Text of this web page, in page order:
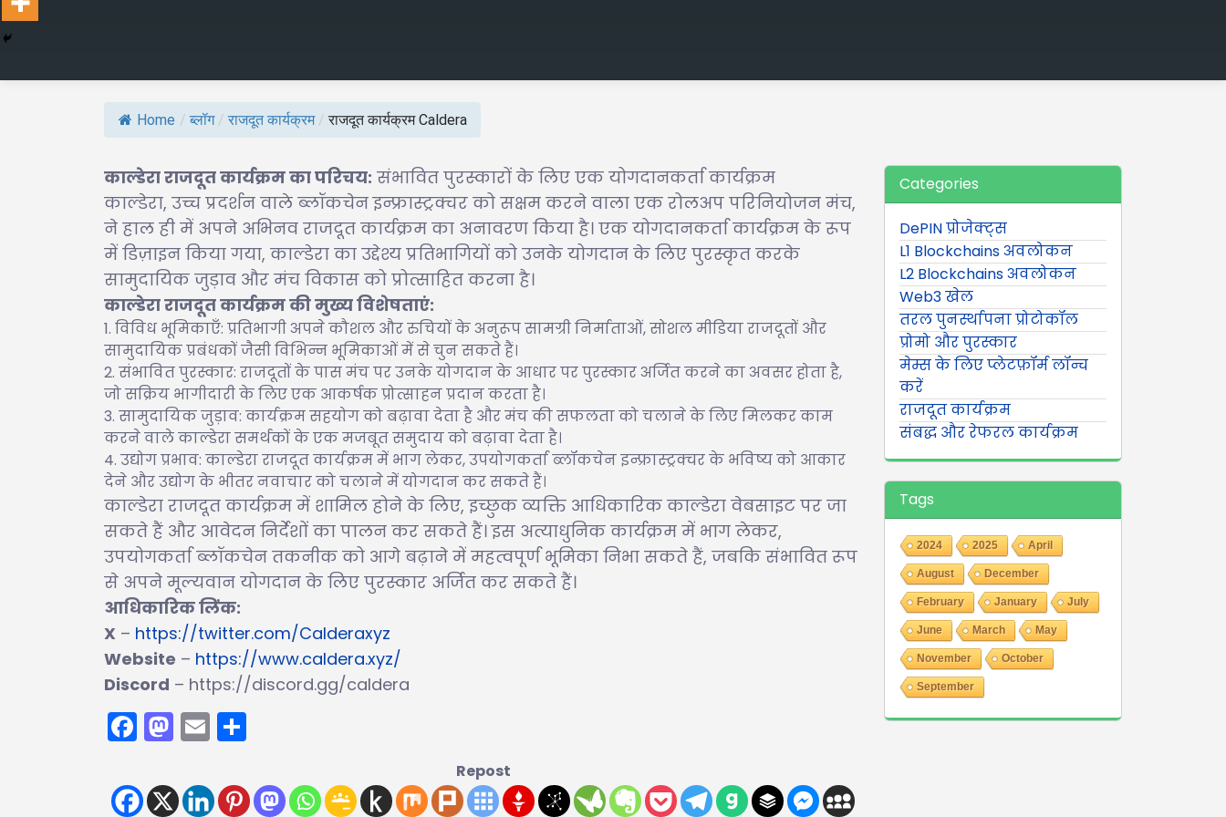
Home / ब्लॉग / राजदूत कार्यक्रम / राजदूत कार्यक्रम Caldera
काल्डेरा राजदूत कार्यक्रम का परिचय: संभावित पुरस्कारों के लिए एक योगदानकर्ता कार्यक्रम
काल्डेरा, उच्च प्रदर्शन वाले ब्लॉकचेन इन्फ्रास्ट्रक्चर को सक्षम करने वाला एक रोलअप परिनियोजन मंच,
ने हाल ही में अपने अभिनव राजदूत कार्यक्रम का अनावरण किया है। एक योगदानकर्ता कार्यक्रम के रूप
में डिज़ाइन किया गया, काल्डेरा का उद्देश्य प्रतिभागियों को उनके योगदान के लिए पुरस्कृत करके
सामुदायिक जुड़ाव और मंच विकास को प्रोत्साहित करना है।
काल्डेरा राजदूत कार्यक्रम की मुख्य विशेषताएं:
विविध भूमिकाएँ: प्रतिभागी अपने कौशल और रुचियों के अनुरूप सामग्री निर्माताओं, सोशल मीडिया राजदूतों और
सामुदायिक प्रबंधकों जैसी विभिन्न भूमिकाओं में से चुन सकते हैं।
संभावित पुरस्कार: राजदूतों के पास मंच पर उनके योगदान के आधार पर पुरस्कार अर्जित करने का अवसर होता है,
जो सक्रिय भागीदारी के लिए एक आकर्षक प्रोत्साहन प्रदान करता है।
सामुदायिक जुड़ाव: कार्यक्रम सहयोग को बढ़ावा देता है और मंच की सफलता को चलाने के लिए मिलकर काम
करने वाले काल्डेरा समर्थकों के एक मजबूत समुदाय को बढ़ावा देता है।
उद्योग प्रभाव: काल्डेरा राजदूत कार्यक्रम में भाग लेकर, उपयोगकर्ता ब्लॉकचेन इन्फ्रास्ट्रक्चर के भविष्य को आकार
देने और उद्योग के भीतर नवाचार को चलाने में योगदान कर सकते हैं।
काल्डेरा राजदूत कार्यक्रम में शामिल होने के लिए, इच्छुक व्यक्ति आधिकारिक काल्डेरा वेबसाइट पर जा
सकते हैं और आवेदन निर्देशों का पालन कर सकते हैं। इस अत्याधुनिक कार्यक्रम में भाग लेकर,
उपयोगकर्ता ब्लॉकचेन तकनीक को आगे बढ़ाने में महत्वपूर्ण भूमिका निभा सकते हैं, जबकि संभावित रूप
से अपने मूल्यवान योगदान के लिए पुरस्कार अर्जित कर सकते हैं।
आधिकारिक लिंक:
X – https://twitter.com/Calderaxyz
Website – https://www.caldera.xyz/
Discord – https://discord.gg/caldera
Facebook
Mastodon
Email
Repost
Categories
DePIN प्रोजेक्ट्स
L1 Blockchains अवलोकन
L2 Blockchains अवलोकन
Web3 खेल
तरल पुनर्स्थापना प्रोटोकॉल
प्रोमो और पुरस्कार
मेम्स के लिए प्लेटफ़ॉर्म लॉन्च
करें
राजदूत कार्यक्रम
संबद्ध और रेफरल कार्यक्रम
Tags
2024 2025 April
August December
February January July
June March May
November October
September